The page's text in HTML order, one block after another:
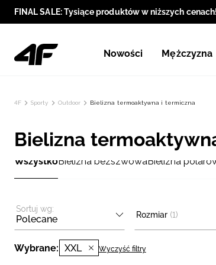
FINAL SALE: Tysiące produktów w niższych
Nowości Mężczyzna
4F Sporty Outdoor Bielizna termoaktywna i termiczna
Bielizna
WszystkoBielizna bezszwowaBielizna
Sortuj wg:
Polecane Rozmiar (1)
Wybrane: XXL Wyczyść filtry